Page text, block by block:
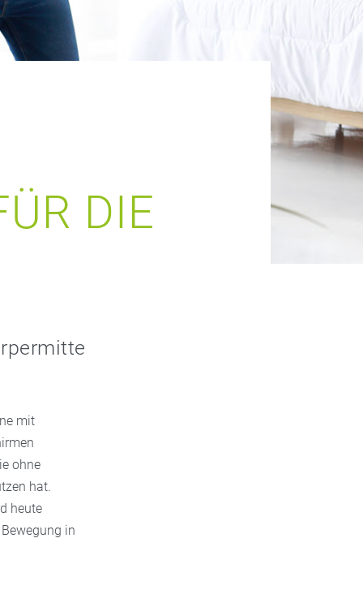
DIE
mit
ohne
hat.
heute
in